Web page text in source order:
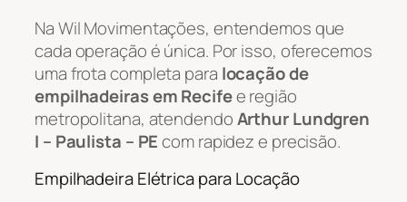
Na Wil Movimentações, entendemos que
cada operação é única. Por isso, oferecemos
uma frota completa para locação de
empilhadeiras em Recifee região
metropolitana, atendendoArthur Lundgren
I – Paulista – PEcom rapidez e precisão.
Empilhadeira Elétrica para Locação